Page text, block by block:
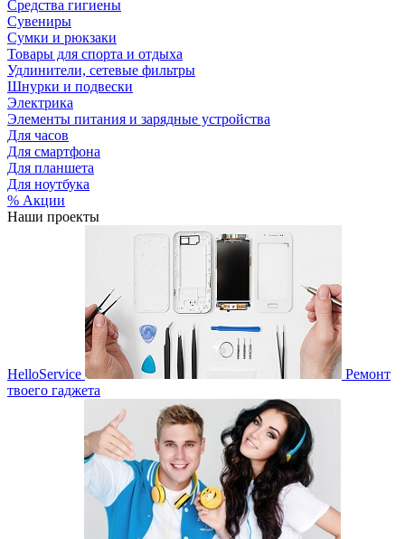
Средства гигиены
Сувениры
Сумки и рюкзаки
Товары для спорта и отдыха
Удлинители, сетевые фильтры
Шнурки и подвески
Электрика
Элементы питания и зарядные устройства
Для часов
Для смартфона
Для планшета
Для ноутбука
% Акции
Наши проекты
HelloService
Ремонт
твоего гаджета